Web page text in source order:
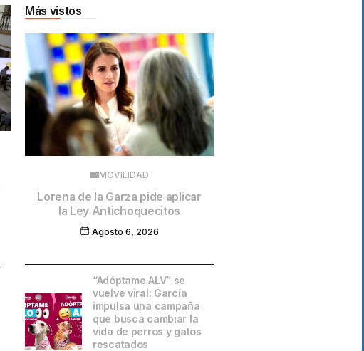
Más vistos
MOVILIDAD
Lorena de la Garza pide aplicar
la Ley Antichoquecitos
Agosto 6, 2026
“Adóptame ALV” se
vuelve viral: García
impulsa una campaña
que busca cambiar la
vida de perros y gatos
rescatados